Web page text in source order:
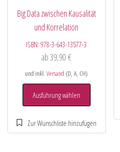
Big Data zwischen Kausalität
und Korrelation
ISBN:978-3-643-13577-3
ab39,90€
und inkl.Versand (D, A, CH)
Ausführung wählen